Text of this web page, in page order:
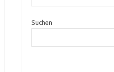
Suchen